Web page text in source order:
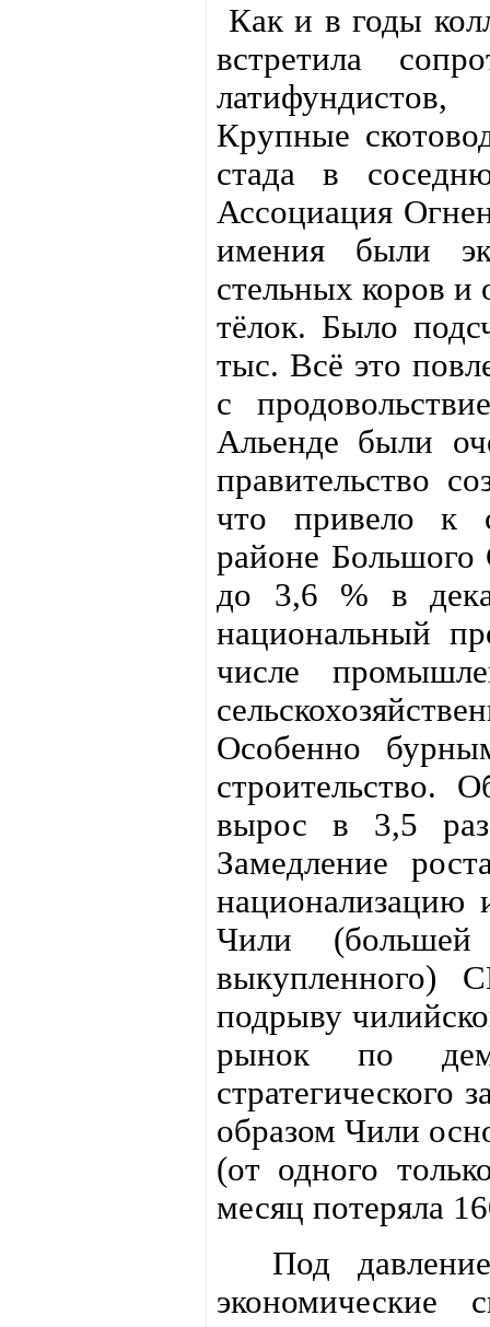
Как и в годы
встретила
Крупные
стада в
Ассоциация
имения были
стельных коров и
тёлок. Было
тыс. Всё это
с
Альенде были
правительство
что привело к
районе Большого
до 3,6 % в
национальный
числе
Особенно
строительство.
вырос в 3,5
Замедление
национализацию
Чили
выкупленного)
подрыву
рынок по
стратегического
образом Чили
(от одного
месяц потеряла
Под
экономические